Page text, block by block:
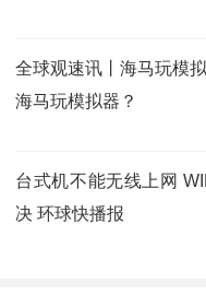
全球观速讯丨海马玩模
海马玩模拟器？
台式机不能无线上网
决 环球快播报